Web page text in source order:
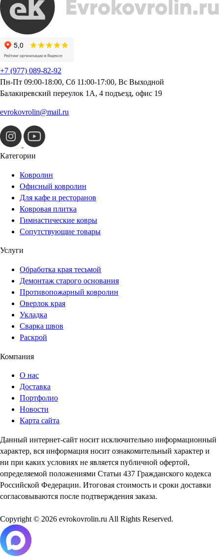
+7 (977) 089-82-92
Пн-Пт 09:00-18:00, Сб 11:00-17:00, Вс Выходной
Балакиревский переулок 1А, 4 подъезд, офис 19
evrokovrolin@mail.ru
Категории
Ковролин
Офисный ковролин
Для кафе и ресторанов
Ковровая плитка
Гимнастические ковры
Сопутствующие товары
Услуги
Обработка края тесьмой
Демонтаж старого основания
Противопожарный ковролин
Оверлок края
Укладка
Сварка швов
Раскрой
Компания
О нас
Доставка
Портфолио
Новости
Карта сайта
Данный интернет-сайт носит исключительно информационный
характер, вся информация носит ознакомительный характер и
ни при каких условиях не является публичной офертой,
определяемой положениями Статьи 437 Гражданского кодекса
Российской Федерации. Итоговая стоимость и сроки доставки
согласовываются после подтверждения заказа.
Copyright © 2026 evrokovrolin.ru All Rights Reserved.